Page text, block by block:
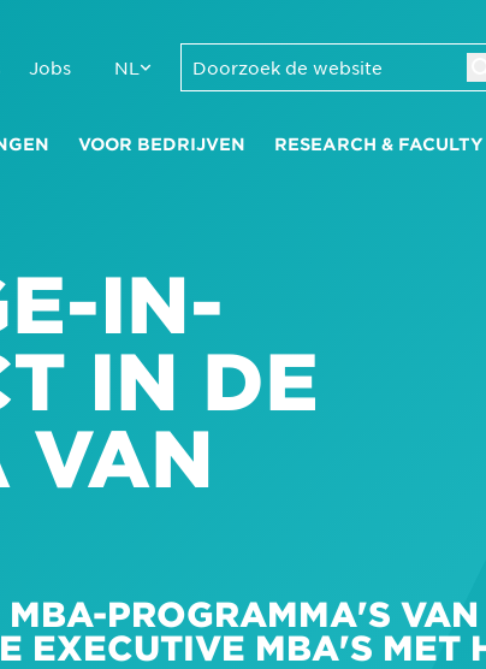
Jobs NL
VOOR BEDRIJVEN RESEARCH & FACULTY
IN-
IN DE
VAN
PROGRAMMA'S VAN
EXECUTIVE MBA'S MET